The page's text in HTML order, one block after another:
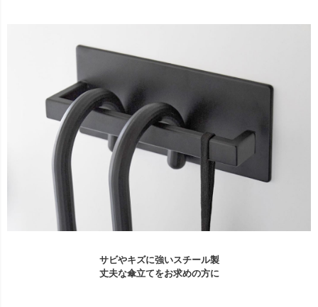
サビやキズに強いスチール製
丈夫な傘立てをお求めの方に